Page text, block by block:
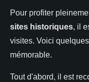
Pour profiter
sites historiques, il
visites. Voici
mémorable.
Tout d'abord, il est